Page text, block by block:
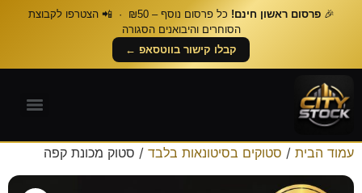
🎉פרסום ראשון חינם!
כל פרסום נוסף – ₪50 · 📲 הצטרפו לקבוצת
הסוחרים והיבואנים הסגורה
קבלו קישור בווטסאפ ←
עמוד הבית / סטוקים בסיטונאות בלבד / סטוק מכונת קפה